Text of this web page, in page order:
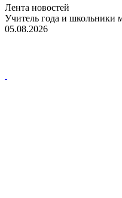
Лента новостей
Учитель года и школьники
05.08.2026